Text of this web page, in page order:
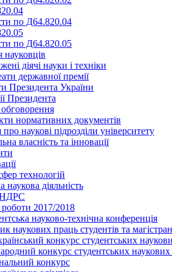
по Д64.820.04
по Д64.820.05
науковців
діячі науки і техніки
державної премії
Президента України
Президента
нормативних документів
наукові підрозділи університету
власність та інновації
технологій
наукова діяльність
НДРС
2017/2018
науково-технічна конференція
наукових праць студентів та
конкурс студентських
конкурс студентських наукових
конкурс